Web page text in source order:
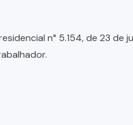
n° 5.154, de 23 de